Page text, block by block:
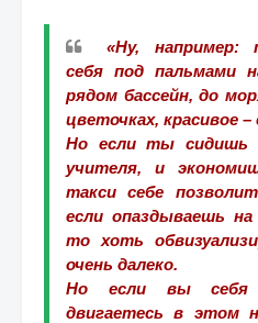
«Ну, например:
себя под пальмами
рядом бассейн, до
цветочках, красивое –
Но если ты сидишь
учителя, и
такси себе
если опаздываешь
то хоть
очень далеко.
Но если вы себя
двигаетесь в этом